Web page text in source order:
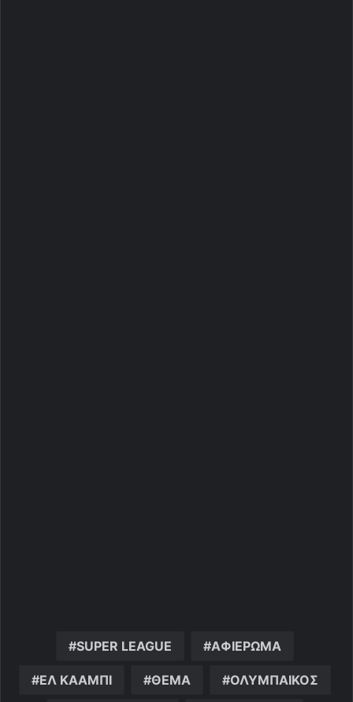
SUPER LEAGUE ΑΦΙΕΡΩΜΑ
ΕΛ ΚΑΑΜΠΙ ΘΕΜΑ ΟΛΥΜΠΑΙΚΟΣ